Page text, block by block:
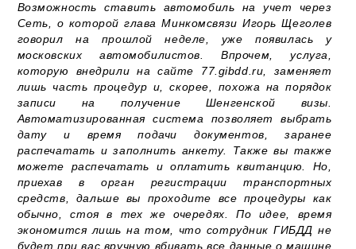
Возможность ставить автомобиль на учет через
Сеть, о которой глава Минкомсвязи Игорь Щеголев
говорил на прошлой неделе, уже появилась у
московских автомобилистов. Впрочем, услуга,
которую внедрили на сайте 77.gibdd.ru, заменяет
лишь часть процедур и, скорее, похожа на порядок
записи на получение Шенгенской визы.
Автоматизированная система позволяет выбрать
дату и время подачи документов, заранее
распечатать и заполнить анкету. Также вы также
можете распечатать и оплатить квитанцию. Но,
приехав в орган регистрации транспортных
средств, дальше вы проходите все процедуры как
обычно, стоя в тех же очередях. По идее, время
экономится лишь на том, что сотрудник ГИБДД не
будет при вас вручную вбивать все данные о машине